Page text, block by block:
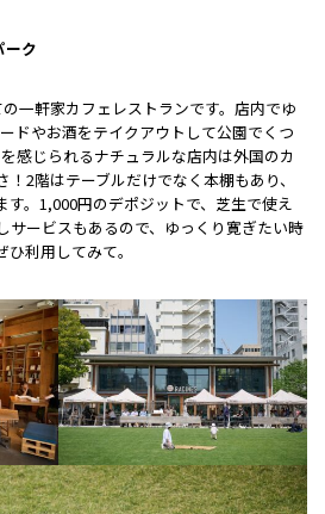
ーク
一軒家カフェレストランです。店内でゆ
ドやお酒をテイクアウトして公園でくつ
感じられるナチュラルな店内は外国のカ
2階はテーブルだけでなく本棚もあり、
す。1,000円のデポジットで、芝生で使え
サービスもあるので、ゆっくり寛ぎたい時
利用してみて。